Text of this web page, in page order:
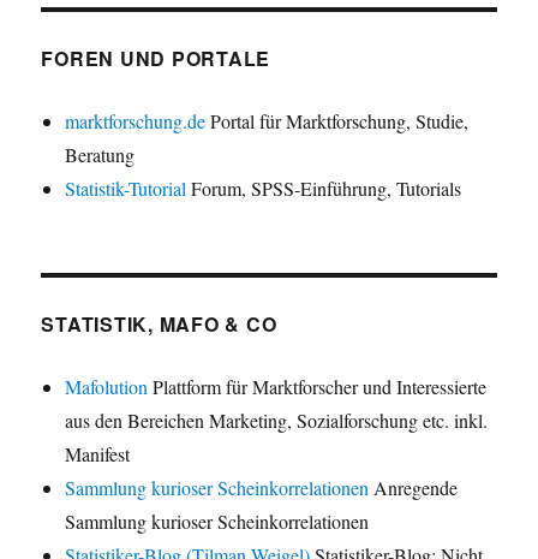
FOREN UND PORTALE
marktforschung.dePortal für Marktforschung, Studie,
Beratung
Statistik-Tutorial Forum, SPSS-Einführung, Tutorials
STATISTIK, MAFO & CO
Mafolution Plattform für Marktforscher und Interessierte
aus den Bereichen Marketing, Sozialforschung etc. inkl.
Manifest
Sammlung kurioser Scheinkorrelationen Anregende
Sammlung kurioser Scheinkorrelationen